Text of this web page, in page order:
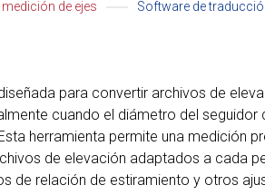
de ejes Software de
para convertir archivos de
cuando el diámetro del seguidor
herramienta permite una medición
de elevación adaptados a cada
de relación de estiramiento y otros